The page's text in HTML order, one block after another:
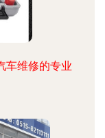
车维修的专业